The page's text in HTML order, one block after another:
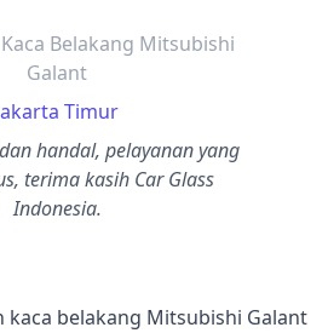
Belakang Mitsubishi
Galant
Timur
handal, pelayanan yang
terima kasih Car Glass
Indonesia.
kaca belakang Mitsubishi Galant